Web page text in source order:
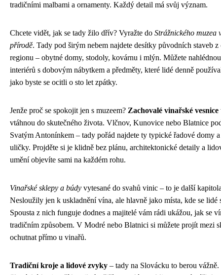
tradičními malbami a ornamenty. Každý detail má svůj význam.
Chcete vidět, jak se tady žilo dřív? Vyražte do Strážnického muzea
přírodě. Tady pod širým nebem najdete desítky původních staveb z
regionu – obytné domy, stodoly, kovárnu i mlýn. Můžete
interiérů s dobovým nábytkem a předměty, které lidé denně
jako byste se ocitli o sto let zpátky.
Jenže proč se spokojit jen s muzeem? Zachovalé vinařské vesnice
vtáhnou do skutečného života. Vlčnov, Kunovice nebo Blatnice
Svatým Antonínkem – tady pořád najdete ty typické řadové domy
uličky. Projděte si je klidně bez plánu, architektonické detaily a
umění objevíte sami na každém rohu.
Vinařské sklepy a búdy vytesané do svahů vinic – to je další
Nesloužily jen k uskladnění vína, ale hlavně jako místa, kde se lidé
Spousta z nich funguje dodnes a majitelé vám rádi ukážou, jak se
tradičním způsobem. V Modré nebo Blatnici si můžete projít mezi
ochutnat přímo u vinařů.
Tradiční kroje a lidové zvyky – tady na Slovácku to berou vážně.